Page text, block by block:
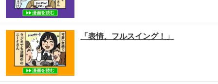
「表情、フルスイング！」